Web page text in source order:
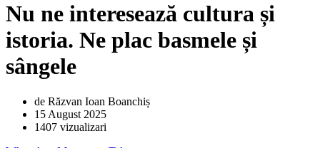
Nu ne interesează cultura și
istoria. Ne plac basmele și
sângele
de Răzvan Ioan Boanchiș
15 August 2025
1407 vizualizari